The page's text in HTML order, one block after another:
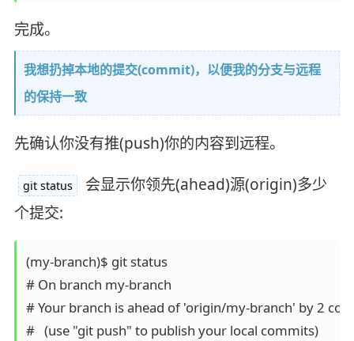
完成。
我想扔掉本地的提交(commit)，以便我的分支与远程
的保持一致
先确认你没有推(push)你的内容到远程。
git status
会显示你领先(ahead)源(origin)多少
个提交:
(my-branch)$ git status
# On branch my-branch
# Your branch is ahead of 'origin/my-branch' by 2
#   (use "git push" to publish your local commits)